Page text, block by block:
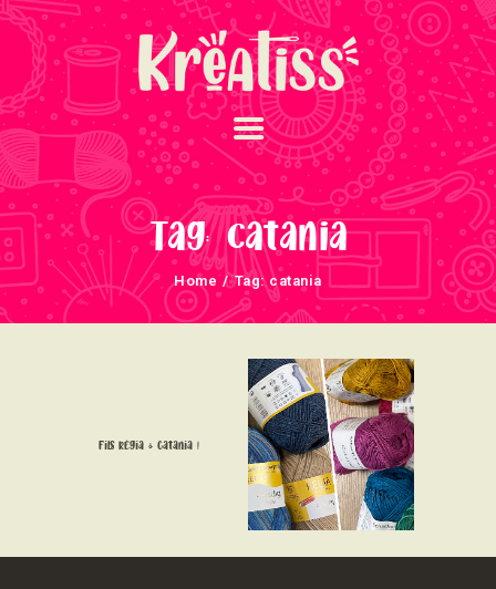
Tag: catania
Home Tag: catania
ACCUEIL
NOS UNIVERS
ARRIVAGES
ATELIERS ET
ÉVÈNEMENTS
INFOS ÉVÈNEMENTS
NEWSLETTERS
NOUS SOUTENONS
Fils Régia & Catania !